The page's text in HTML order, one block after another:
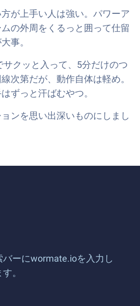
が上手い人は強い。パワーア
の外周をくるっと囲って仕留
事。
クッと入って、5分だけのつ
次第だが、動作自体は軽め。
ずっと汗ばむやつ。
ンを思い出深いものにしまし
バーにwormate.ioを入力し
。